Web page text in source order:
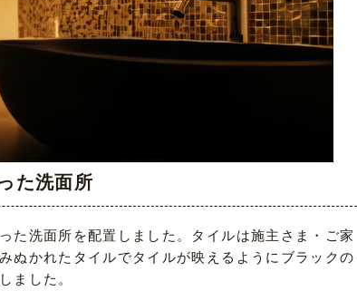
た洗面所
た洗面所を配置しました。タイルは施主さま・ご家
ぬかれたタイルでタイルが映えるようにブラックの
ました。